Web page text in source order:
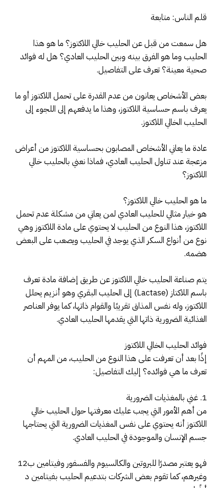
قلم الناس: متابعة
هل سمعت من قبل عن الحليب خالي اللاكتوز؟ ما هو هذا
الحليب وما هو الفرق بينه وبين الحليب العادي؟ هل له فوائد
صحية معينة؟ تعرف على التفاصيل.
بعض الأشخاص يعانون من عدم القدرة على تحمل اللاكتوز أو ما
يعرف باسم حساسية اللاكتوز، وهذا ما يدفعهم إلى اللجوء إلى
الحليب الخالي اللاكتوز.
عادة ما يعاني الأشخاص المصابون بحساسية اللاكتوز من أعراض
مزعجة عند تناول الحليب العادي، فماذا نعني بالحليب خالي
اللاكتوز؟
ما هو الحليب خالي اللاكتوز؟
هو خيار مثالي للحليب العادي لمن يعاني من مشكلة عدم تحمل
اللاكتوز، هذا النوع من الحليب لا يحتوي على مادة اللاكتوز وهي
نوع من أنواع السكر الذي يوجد في الحليب ويصعب على البعض
هضمه.
يتم صناعة الحليب خالي اللاكتوز عن طريق إضافة مادة تعرف
باسم اللاكتاز (Lactase) إلى الحليب البقري وهو أنزيم يحلل
اللاكتوز، وله نفس المذاق تقريبًا والقوام ذاتها، كما يوفر العناصر
الغذائية الضرورية ذاتها التي يقدمها الحليب العادي.
فوائد الحليب الخالي اللاكتوز
إذًا بعد أن تعرفت على هذا النوع من الحليب، من المهم أن
تعرف ما هي فوائده؟ إليك التفاصيل:
1. غني بالمغذيات الضرورية
من أهم الأمور التي يجب عليك معرفتها حول الحليب خالي
اللاكتوز أنه يحتوي على نفس المغذيات الضرورية التي يحتاجها
جسم الإنسان والموجودة في الحليب العادي.
فهو يعتبر مصدرًا للبروتين والكالسيوم والفسفور وفيتامين ب12
وغيرهم، كما تقوم بعض الشركات بتدعيم الحليب بفيتامين د